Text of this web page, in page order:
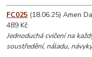
FC025 (18.06.25) Amen
489 Kč
Jednoduchá cvičení na
soustředění, náladu,